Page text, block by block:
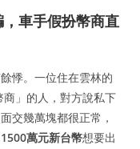
車手假扮幣商直
悸。一位住在雲林的
」的人，對方說私下
交幾萬塊都很正常，
1500萬元新台幣想要出